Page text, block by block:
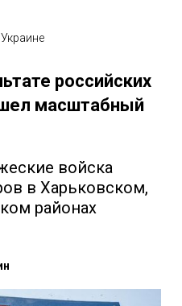
российских
масштабный
войска
в Харьковском,
районах